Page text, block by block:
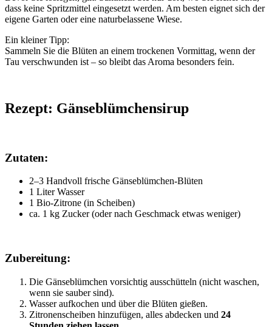
dass keine Spritzmittel eingesetzt werden. Am besten eignet sich der
eigene Garten oder eine naturbelassene Wiese.
Ein kleiner Tipp:
Sammeln Sie die Blüten an einem trockenen Vormittag, wenn der
Tau verschwunden ist – so bleibt das Aroma besonders fein.
Rezept: Gänseblümchensirup
Zutaten:
2–3 Handvoll frische Gänseblümchen-Blüten
1 Liter Wasser
1 Bio-Zitrone (in Scheiben)
ca. 1 kg Zucker (oder nach Geschmack etwas weniger)
Zubereitung:
Die Gänseblümchen vorsichtig ausschütteln (nicht waschen,
wenn sie sauber sind).
Wasser aufkochen und über die Blüten gießen.
Zitronenscheiben hinzufügen, alles abdecken und 24